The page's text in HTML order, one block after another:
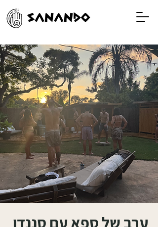
ערב של ספא עם סננדו